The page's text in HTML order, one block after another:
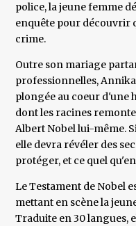
police, la jeune femme
enquête pour découvrir
crime.
Outre son mariage
professionnelles,
plongée au coeur d'une
dont les racines
Albert Nobel lui-même.
elle devra révéler des
protéger, et ce quel
Le Testament de Nobel
mettant en scène la
Traduite en 30 langues,